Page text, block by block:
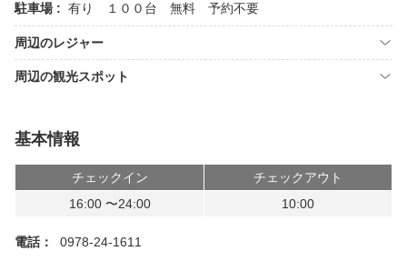
駐車場 : 有り １００台 無料 予約不要
周辺のレジャー
周辺の観光スポット
基本情報
チェックイン
チェックアウト
16:00 〜24:00
10:00
電話：
0978-24-1611